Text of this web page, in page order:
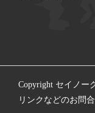
Copyright セイノー
リンクなどのお問